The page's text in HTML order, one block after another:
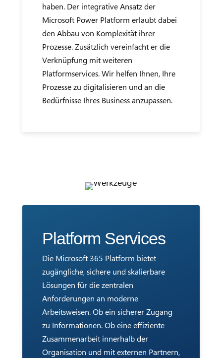
haben. Der integrative Ansatz der
Microsoft Power Platform erlaubt dabei
den Abbau von Komplexität ihrer
Prozesse. Zusätzlich vereinfacht er die
Verknüpfung mit weiteren
Platformservices. Wir helfen Ihnen, Ihre
Prozesse zu digitalisieren und an die
Bedürfnisse Ihres Business anzupassen.
Platform Services
Die Microsoft 365 Platform bietet
zugängliche, sichere und skalierbare
Lösungen für die zentralen
Anforderungen an moderne
Arbeitsweisen. Ob ein sicherer Zugang
zu Informationen. Ob eine effiziente
Zusammenarbeit innerhalb der
Organisation und mit externen Partnern,